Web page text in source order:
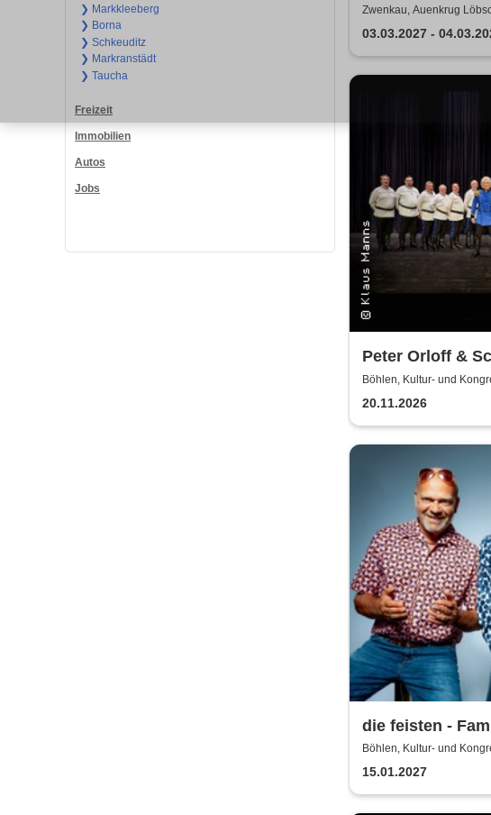
❯ Markkleeberg
❯ Borna
❯ Schkeuditz
❯ Markranstädt
❯ Taucha
Freizeit
Immobilien
Autos
Jobs
WUNDERWELT
| Florian
Zauberkunst
Zwenkau, Auenkrug
03.03.2027 -
Peter Orloff &
Kosaken Chor -
Böhlen, Kultur- und
20.11.2026
die feisten -
Böhlen, Kultur- und
15.01.2027